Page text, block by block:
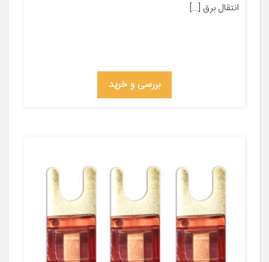
انتقال برق […]
بررسی و خرید